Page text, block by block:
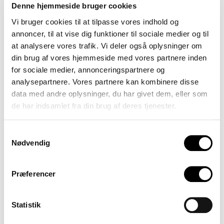
Denne hjemmeside bruger cookies
Vi bruger cookies til at tilpasse vores indhold og
annoncer, til at vise dig funktioner til sociale medier og til
at analysere vores trafik. Vi deler også oplysninger om
din brug af vores hjemmeside med vores partnere inden
for sociale medier, annonceringspartnere og
analysepartnere. Vores partnere kan kombinere disse
data med andre oplysninger, du har givet dem, eller som
de har indsamlet fra din brug af deres tjenester.
Nødvendig
Præferencer
Statistik
Og hvis man sammenholder det med, at 84
procent af jer oplever hadbeskeder som et
problem i professionel fodbold, og at 78 procent af
jer oplever, at det problem kun er blevet større de
seneste fem år, hvor ender det så?
Allerede nu overvejer hver fjerde (28 procent) af
jer at droppe de sociale medier på grund af
hadbeskeder.Den ultimative selvcensur i relation
Hadbeskeder opleves som en del af jobbet
hadbeskeder som en del af jobbet som
professionel fodboldspiller. Med udgangspunkt i,